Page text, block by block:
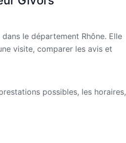
le département Rhône. Elle
visite, comparer les avis et
possibles, les horaires,